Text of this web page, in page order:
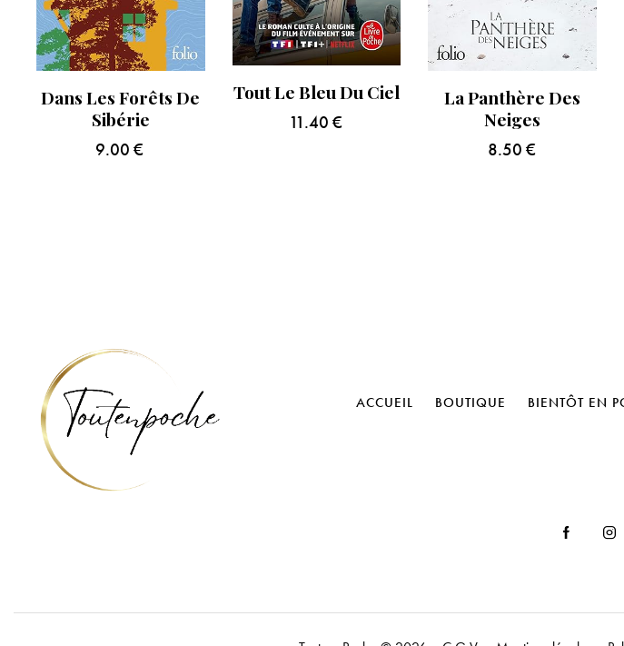
Dans Les Forêts De
Sibérie
9.00€
Tout Le Bleu Du Ciel
11.40 €
La Panthère Des
Neiges
8.50 €
ACCUEIL BOUTIQUE BIENTÔT EN